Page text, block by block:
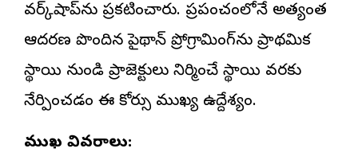
వర్క్‌షాప్‌ను ప్రకటించారు. ప్రపంచంలోనే అత్యంత
ఆదరణ పొందిన పైథాన్ ప్రోగ్రామింగ్‌ను ప్రాథమిక
స్థాయి నుండి ప్రాజెక్టులు నిర్మించే స్థాయి వరకు
నేర్పించడం ఈ కోర్సు ముఖ్య ఉద్దేశ్యం.
ముఖ్య వివరాలు: